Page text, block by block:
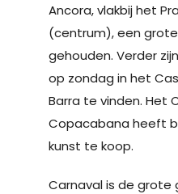
Ancora, vlakbij het
(centrum), een
gehouden. Verder
op zondag in het
Barra te vinden. Het
Copacabana heeft
kunst te koop.
Carnaval is de